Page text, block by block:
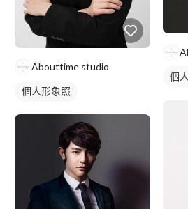
Abouttime studio
個人形象照
個